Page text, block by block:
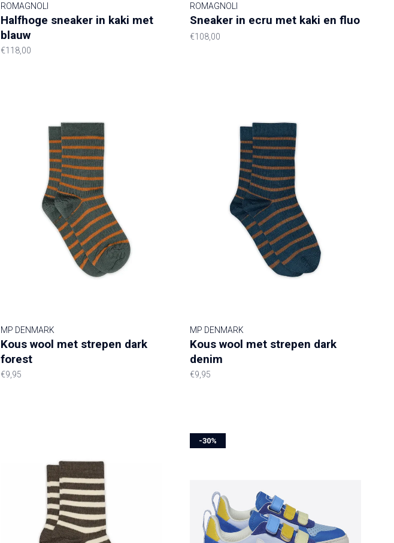
ROMAGNOLI
Halfhoge sneaker in kaki met
blauw
€118,00
ROMAGNOLI
Sneaker in ecru met kaki en fluo
€108,00
MP DENMARK
Kous wool met strepen dark
forest
€9,95
MP DENMARK
Kous wool met strepen dark
denim
€9,95
-30%